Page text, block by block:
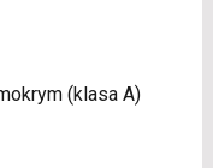
(klasa A)